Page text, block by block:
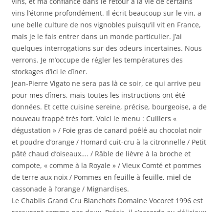
vins l’étonne profondément. Il écrit beaucoup sur le vin, a
une belle culture de nos vignobles puisqu’il vit en France,
mais je le fais entrer dans un monde particulier. J’ai
quelques interrogations sur des odeurs incertaines. Nous
verrons. Je m’occupe de régler les températures des
stockages d’ici le dîner.
Jean-Pierre Vigato ne sera pas là ce soir, ce qui arrive peu
pour mes dîners, mais toutes les instructions ont été
données. Et cette cuisine sereine, précise, bourgeoise, a de
nouveau frappé très fort. Voici le menu : Cuillers «
dégustation » / Foie gras de canard poêlé au chocolat noir
et poudre d’orange / Homard cuit-cru à la citronnelle / Petit
pâté chaud d’oiseaux…. / Râble de lièvre à la broche et
compote, « comme à la Royale » / Vieux Comté et pommes
de terre aux noix / Pommes en feuille à feuille, miel de
cassonade à l’orange / Mignardises.
Le Chablis Grand Cru Blanchots Domaine Vocoret 1996 est